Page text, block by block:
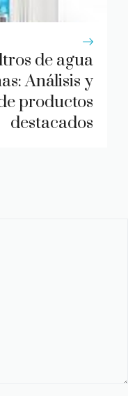
de agua
Análisis y
productos
destacados